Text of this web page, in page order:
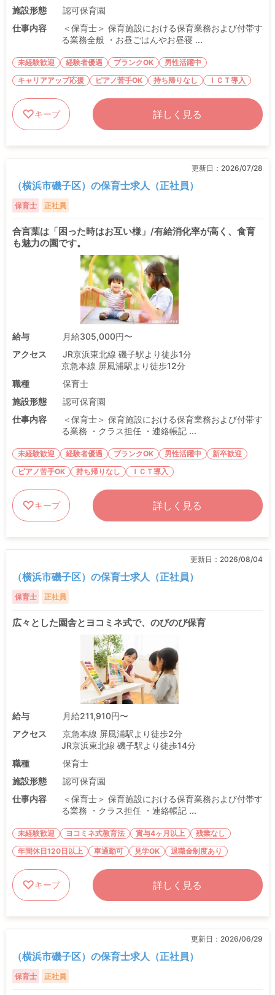
施設形態
認可保育園
仕事内容
＜保育士＞ 保育施設における保育業務および付帯す
る業務全般 ・お昼ごはんやお昼寝 ...
未経験歓迎 経験者優遇 ブランクOK
男性活躍中
キャリアアップ応援
ピアノ苦手OK 持ち帰りなし ＩＣＴ導入
キープ 詳しく見る
更新日： 2026/07/28
（横浜市磯子区）の保育士求人（正社員）
保育士 正社員
合言葉は「困った時はお互い様」/有給消化率が高く、食育
も魅力の園です。
給与
月給305,000円〜
アクセス
JR京浜東北線 磯子駅より徒歩1分
京急本線 屏風浦駅より徒歩12分
職種
保育士
施設形態
認可保育園
仕事内容
＜保育士＞ 保育施設における保育業務および付帯す
る業務 ・クラス担任 ・連絡帳記 ...
未経験歓迎 経験者優遇 ブランクOK 男性活躍中
新卒歓迎
ピアノ苦手OK
持ち帰りなし ＩＣＴ導入
キープ 詳しく見る
更新日： 2026/08/04
（横浜市磯子区）の保育士求人（正社員）
保育士 正社員
広々とした園舎とヨコミネ式で、のびのび保育
給与
月給211,910円〜
アクセス
京急本線 屏風浦駅より徒歩2分
JR京浜東北線 磯子駅より徒歩14分
職種
保育士
施設形態
認可保育園
仕事内容
＜保育士＞ 保育施設における保育業務および付帯す
る業務 ・クラス担任 ・連絡帳記 ...
未経験歓迎 ヨコミネ式教育法 賞与4ヶ月以上
残業なし
年間休日120日以上
車通勤可 見学OK 退職金制度あり
キープ 詳しく見る
更新日： 2026/06/29
（横浜市磯子区）の保育士求人（正社員）
保育士 正社員